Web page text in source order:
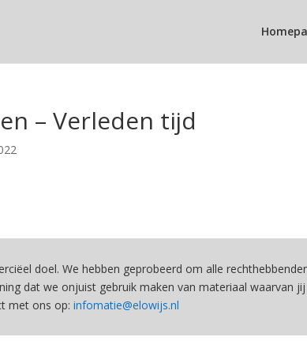
– Verleden tijd
doel. We hebben geprobeerd om alle
dat we onjuist gebruik maken van materiaal waarvan
met ons op:infomatie@elowijs.nl